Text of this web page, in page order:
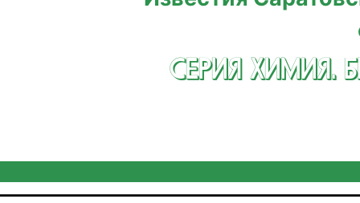
СЕРИЯ ХИМИЯ.